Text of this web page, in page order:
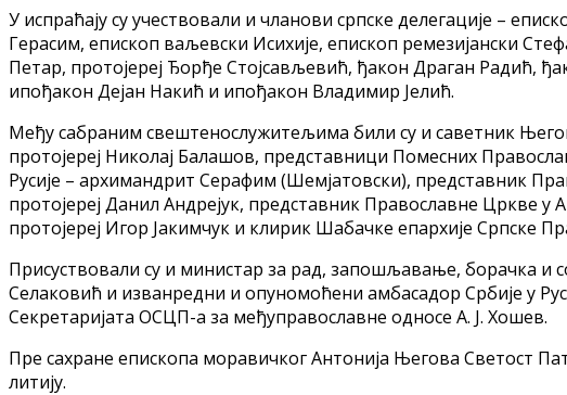
У испраћају су учествовали и чланови српске делегације –
Герасим, епископ ваљевски Исихије, епископ ремезијански
Петар, протојереј Ђорђе Стојсављевић, ђакон Драган Радић,
ипођакон Дејан Накић и ипођакон Владимир Јелић.
Међу сабраним свештенослужитељима били су и саветник
протојереј Николај Балашов, представници Помесних
Русије – архимандрит Серафим (Шемјатовски), представник
протојереј Данил Андрејук, представник Православне Цркве
протојереј Игор Јакимчук и клирик Шабачке епархије Српске
Присуствовали су и министар за рад, запошљавање, борачка и
Селаковић и изванредни и опуномоћени амбасадор Србије у
Секретаријата ОСЦП-а за међуправославне односе А. Ј. Хошев.
Пре сахране епископа моравичког Антонија Његова Светост
литију.